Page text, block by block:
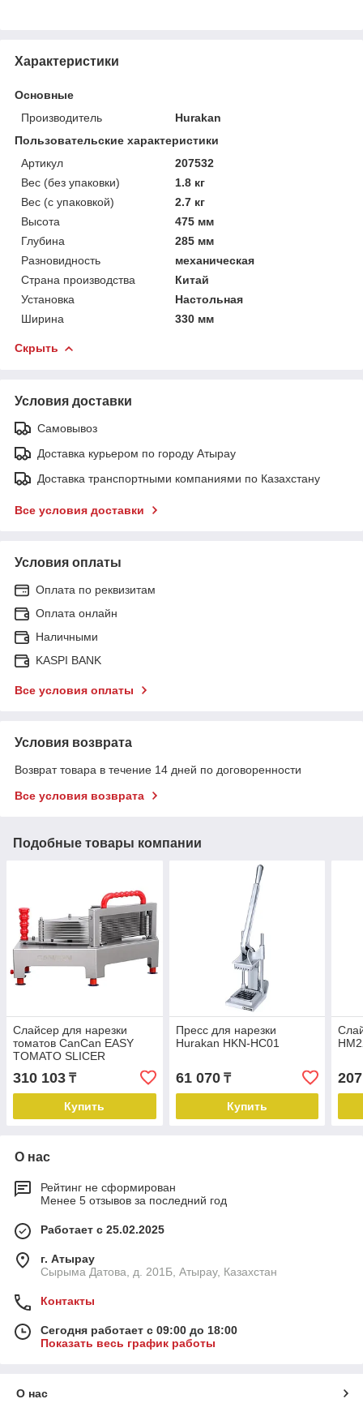
Характеристики
Основные
Производитель
Hurakan
Пользовательские характеристики
Артикул
207532
Вес (без упаковки)
1.8 кг
Вес (с упаковкой)
2.7 кг
Высота
475 мм
Глубина
285 мм
Разновидность
механическая
Страна производства
Китай
Установка
Настольная
Ширина
330 мм
Скрыть
Условия доставки
Самовывоз
Доставка курьером по городу Атырау
Доставка транспортными компаниями по Казахстану
Все условия доставки
Условия оплаты
Оплата по реквизитам
Оплата онлайн
Наличными
KASPI BANK
Все условия оплаты
Условия возврата
Возврат товара в течение 14 дней по договоренности
Все условия возврата
Подобные товары компании
Слайсер для нарезки
томатов CanCan EASY
TOMATO SLICER
310 103 ₸
Купить
Пресс для нарезки
Hurakan HKN-HC01
61 070₸
Купить
О нас
Рейтинг не сформирован
Менее 5 отзывов за последний год
Работает с 25.02.2025
г. Атырау
Сырыма Датова, д. 201Б, Атырау, Казахстан
Контакты
Сегодня работает с 09:00 до 18:00
Показать весь график работы
О нас